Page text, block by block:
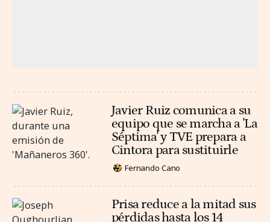
Javier Ruiz comunica a su
equipo que se marcha a 'La
Séptima' y TVE prepara a
Cintora para sustituirle
Fernando Cano
Prisa reduce a la mitad sus
pérdidas hasta los 14